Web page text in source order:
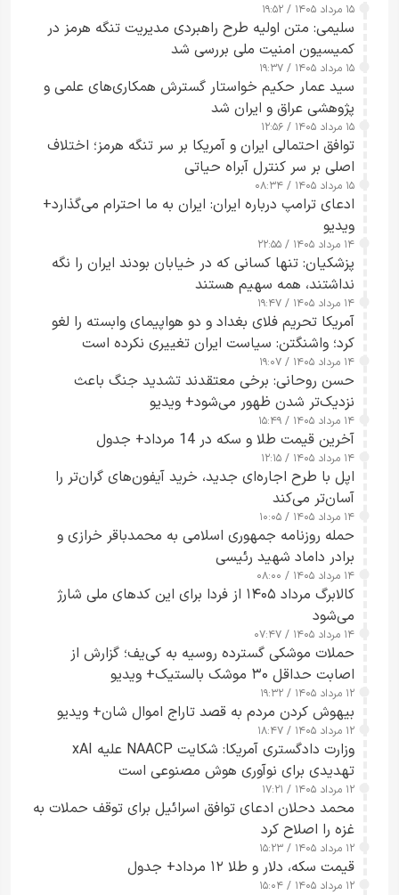
۱۵ مرداد ۱۴۰۵ / ۱۹:۵۲
سلیمی: متن اولیه طرح راهبردی مدیریت تنگه هرمز در
کمیسیون امنیت ملی بررسی شد
۱۵ مرداد ۱۴۰۵ / ۱۹:۳۷
سید عمار حکیم خواستار گسترش همکاری‌های علمی و
پژوهشی عراق و ایران شد
۱۵ مرداد ۱۴۰۵ / ۱۲:۵۶
توافق احتمالی ایران و آمریکا بر سر تنگه هرمز؛ اختلاف
اصلی بر سر کنترل آبراه حیاتی
۱۵ مرداد ۱۴۰۵ / ۰۸:۳۴
ادعای ترامپ درباره ایران: ایران به ما احترام می‌گذارد+
ویدیو
۱۴ مرداد ۱۴۰۵ / ۲۲:۵۵
پزشکیان: تنها کسانی که در خیابان بودند ایران را نگه
نداشتند، همه سهیم هستند
۱۴ مرداد ۱۴۰۵ / ۱۹:۴۷
آمریکا تحریم فلای بغداد و دو هواپیمای وابسته را لغو
کرد؛ واشنگتن: سیاست ایران تغییری نکرده است
۱۴ مرداد ۱۴۰۵ / ۱۹:۰۷
حسن روحانی: برخی معتقدند تشدید جنگ باعث
نزدیک‌تر شدن ظهور می‌شود+ ویدیو
۱۴ مرداد ۱۴۰۵ / ۱۵:۴۹
آخرین قیمت طلا و سکه در 14 مرداد+ جدول
۱۴ مرداد ۱۴۰۵ / ۱۲:۱۵
اپل با طرح اجاره‌ای جدید، خرید آیفون‌های گران‌تر را
آسان‌تر می‌کند
۱۴ مرداد ۱۴۰۵ / ۱۰:۰۵
حمله روزنامه جمهوری اسلامی به محمدباقر خرازی و
برادر داماد شهید رئیسی
۱۴ مرداد ۱۴۰۵ / ۰۸:۰۰
کالابرگ مرداد ۱۴۰۵ از فردا برای این کدهای ملی شارژ
می‌شود
۱۴ مرداد ۱۴۰۵ / ۰۷:۴۷
حملات موشکی گسترده روسیه به کی‌یف؛ گزارش از
اصابت حداقل ۳۰ موشک بالستیک+ ویدیو
۱۲ مرداد ۱۴۰۵ / ۱۹:۳۲
بیهوش کردن مردم به قصد تاراج اموال شان+ ویدیو
۱۲ مرداد ۱۴۰۵ / ۱۸:۴۷
وزارت دادگستری آمریکا: شکایت NAACP علیه xAI
تهدیدی برای نوآوری هوش مصنوعی است
۱۲ مرداد ۱۴۰۵ / ۱۷:۲۱
محمد دحلان ادعای توافق اسرائیل برای توقف حملات به
غزه را اصلاح کرد
۱۲ مرداد ۱۴۰۵ / ۱۵:۲۳
قیمت سکه، دلار و طلا ۱۲ مرداد+ جدول
۱۲ مرداد ۱۴۰۵ / ۱۵:۰۴